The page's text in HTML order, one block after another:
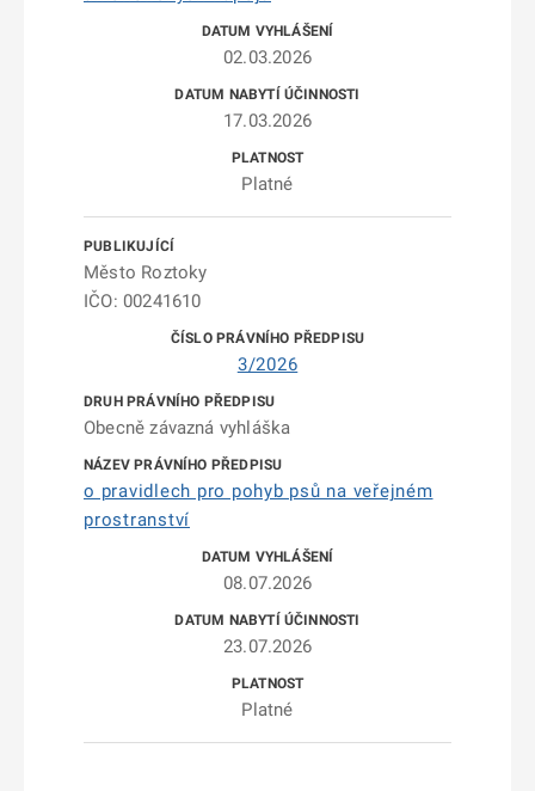
02.03.2026
17.03.2026
Platné
Město Roztoky
IČO: 00241610
3/2026
Obecně závazná vyhláška
o pravidlech pro pohyb psů na veřejném
prostranství
08.07.2026
23.07.2026
Platné